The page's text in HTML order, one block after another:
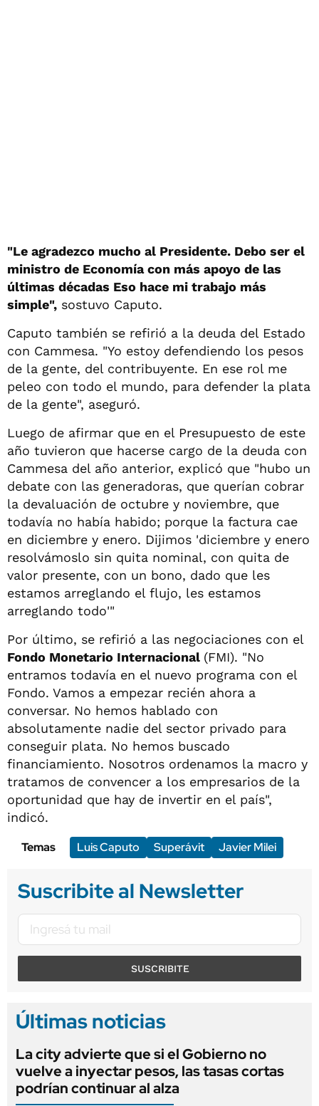
"Le agradezco mucho al Presidente. Debo ser el
ministro de Economía con más apoyo de las
últimas décadas Eso hace mi trabajo más
simple", sostuvo Caputo.
Caputo también se refirió a la deuda del Estado
con Cammesa. "Yo estoy defendiendo los pesos
de la gente, del contribuyente. En ese rol me
peleo con todo el mundo, para defender la plata
de la gente", aseguró.
Luego de afirmar que en el Presupuesto de este
año tuvieron que hacerse cargo de la deuda con
Cammesa del año anterior, explicó que "hubo un
debate con las generadoras, que querían cobrar
la devaluación de octubre y noviembre, que
todavía no había habido; porque la factura cae
en diciembre y enero. Dijimos 'diciembre y enero
resolvámoslo sin quita nominal, con quita de
valor presente, con un bono, dado que les
estamos arreglando el flujo, les estamos
arreglando todo'"
Por último, se refirió a las negociaciones con el
Fondo Monetario Internacional (FMI). "No
entramos todavía en el nuevo programa con el
Fondo. Vamos a empezar recién ahora a
conversar. No hemos hablado con
absolutamente nadie del sector privado para
conseguir plata. No hemos buscado
financiamiento. Nosotros ordenamos la macro y
tratamos de convencer a los empresarios de la
oportunidad que hay de invertir en el país",
indicó.
Temas
Luis Caputo Superávit Javier Milei
Suscribite al Newsletter
SUSCRIBITE
Últimas noticias
La city advierte que si el Gobierno no
vuelve a inyectar pesos, las tasas cortas
podrían continuar al alza